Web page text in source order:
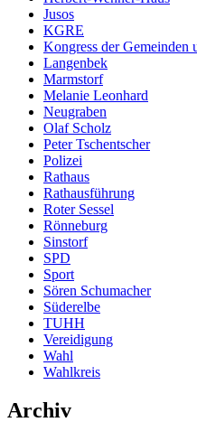
Jusos
KGRE
Kongress der Gemeinden
Langenbek
Marmstorf
Melanie Leonhard
Neugraben
Olaf Scholz
Peter Tschentscher
Polizei
Rathaus
Rathausführung
Roter Sessel
Rönneburg
Sinstorf
SPD
Sport
Sören Schumacher
Süderelbe
TUHH
Vereidigung
Wahl
Wahlkreis
Archiv